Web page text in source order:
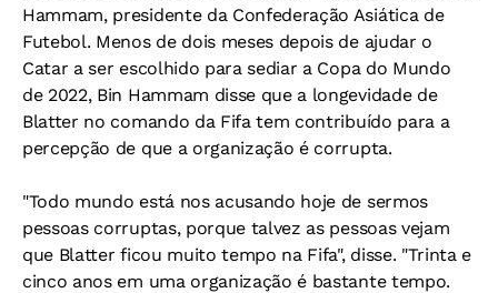
Hammam, presidente da Confederação Asiática de
Futebol. Menos de dois meses depois de ajudar o
Catar a ser escolhido para sediar a Copa do Mundo
de 2022, Bin Hammam disse que a longevidade de
Blatter no comando da Fifa tem contribuído para a
percepção de que a organização é corrupta.
"Todo mundo está nos acusando hoje de sermos
pessoas corruptas, porque talvez as pessoas vejam
que Blatter ficou muito tempo na Fifa", disse. "Trinta e
cinco anos em uma organização é bastante tempo.